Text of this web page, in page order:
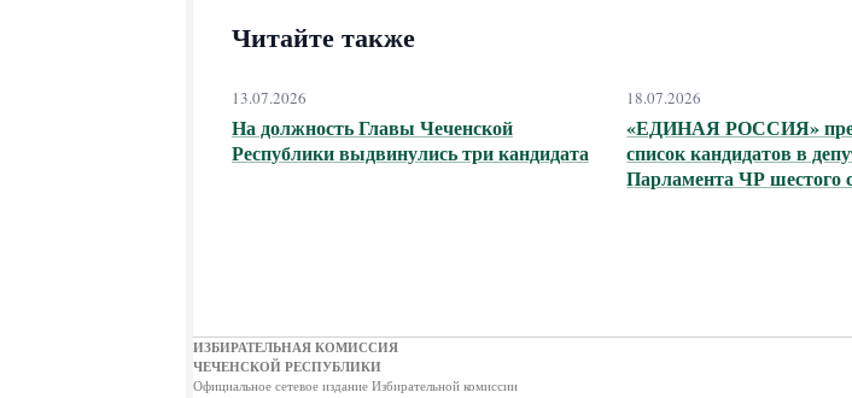
Читайте также
13.07.2026
На должность Главы Чеченской
Республики выдвинулись три кандидата
18.07.2026
«ЕДИНАЯ РОССИЯ»
список кандидатов в
Парламента ЧР шестого
ИЗБИРАТЕЛЬНАЯ КОМИССИЯ
ЧЕЧЕНСКОЙ РЕСПУБЛИКИ
Официальное сетевое издание Избирательной комиссии